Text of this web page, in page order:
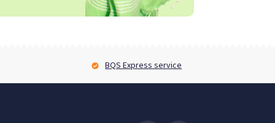
BQS Express service